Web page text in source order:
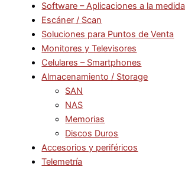
Software – Aplicaciones a la medida
Escáner / Scan
Soluciones para Puntos de Venta
Monitores y Televisores
Celulares – Smartphones
Almacenamiento / Storage
SAN
NAS
Memorias
Discos Duros
Accesorios y periféricos
Telemetría